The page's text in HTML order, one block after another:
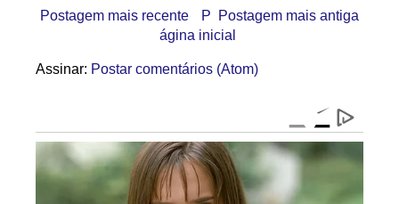
Postagem mais recente Postagem mais antiga
P
ágina inicial
Assinar: Postar comentários (Atom)